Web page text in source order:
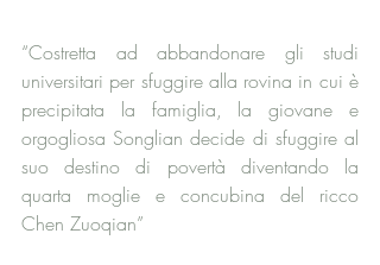
“Costretta ad abbandonare gli studi
universitari per sfuggire alla rovina in cui è
precipitata la famiglia, la giovane e
orgogliosa Songlian decide di sfuggire al
suo destino di povertà diventando la
quarta moglie e concubina del ricco
Chen Zuoqian”